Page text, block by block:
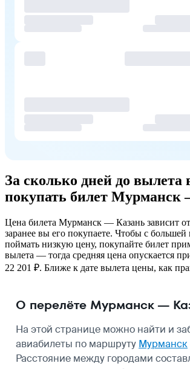
За сколько дней до вылета
покупать билет Мурманск
Цена билета Мурманск — Казань зависит от
заранее вы его покупаете. Чтобы с большей
поймать низкую цену, покупайте билет
вылета — тогда средняя цена опускается
22 201 ₽. Ближе к дате вылета цены, как
О перелёте Мурманск —
На этой странице можно найти и
авиабилеты по маршруту Мурманск
Расстояние между городами